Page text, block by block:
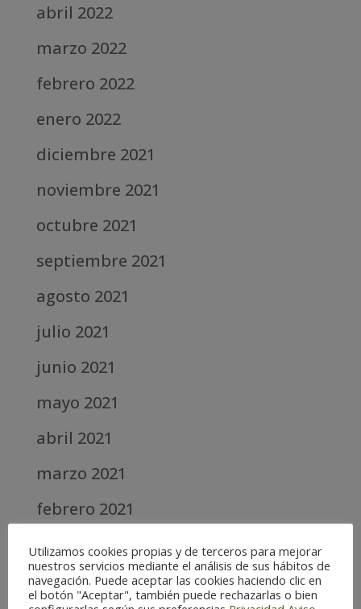
abril 2022
marzo 2022
febrero 2022
enero 2022
diciembre 2021
noviembre 2021
octubre 2021
septiembre 2021
agosto 2021
julio 2021
junio 2021
mayo 2021
abril 2021
marzo 2021
febrero 2021
diciembre 2020
abril 2020
Utilizamos cookies propias y de terceros para mejorar
nuestros servicios mediante el análisis de sus hábitos de
navegación. Puede aceptar las cookies haciendo clic en
el botón "Aceptar", también puede rechazarlas o bien